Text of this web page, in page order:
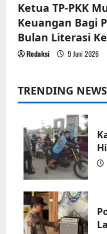
Ketua TP-PKK
Keuangan Bagi
Bulan Literasi
Redaksi 9 Juni 2026
TRENDING NEWS